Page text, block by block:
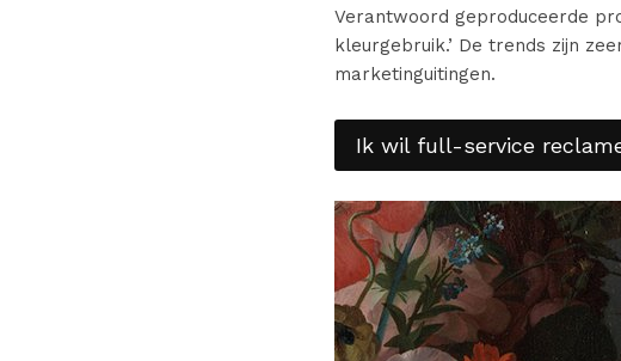
Verantwoord geproduceerde
kleurgebruik.’ De trends zijn
marketinguitingen.
Ik wil full-service